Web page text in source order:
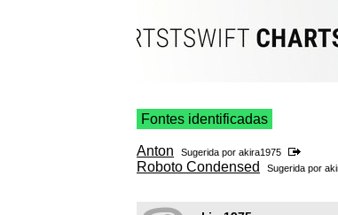
Fontes identificadas
Anton Sugerida por akira1975
Roboto Condensed Sugerida por